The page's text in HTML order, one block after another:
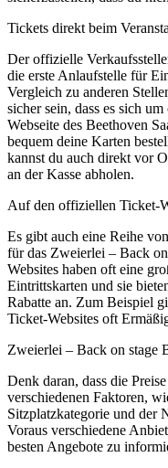
Tickets direkt beim
Der offizielle
die erste Anlaufstelle für
Vergleich zu anderen
sicher sein, dass es sich
Webseite des Beethoven
bequem deine Karten
kannst du auch direkt vor
an der Kasse abholen.
Auf den offiziellen Ticket-
Es gibt auch eine Reihe
für das Zweierlei – Back
Websites haben oft eine
Eintrittskarten und sie
Rabatte an. Zum Beispiel
Ticket-Websites oft
Zweierlei – Back on stage
Denk daran, dass die
verschiedenen Faktoren,
Sitzplatzkategorie und der
Voraus verschiedene
besten Angebote zu